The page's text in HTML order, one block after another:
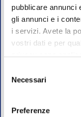
pubblicare annunci
gli annunci e i
i servizi. Avete la
vostri dati e per
privacy sono
modificare o
momento dalla
delNecessari
Preferenze
stearothermophilus
Accedi Per
prezzi e schede
Scopri le